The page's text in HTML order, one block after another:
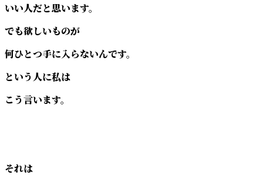
いい人だと思います。
でも欲しいものが
何ひとつ手に入らないんです。
という人に私は
こう言います。
それは